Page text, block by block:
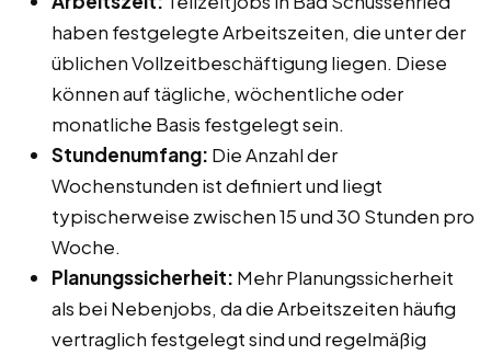
haben festgelegte Arbeitszeiten, die unter der
üblichen Vollzeitbeschäftigung liegen. Diese
können auf tägliche, wöchentliche oder
monatliche Basis festgelegt sein.
Stundenumfang: Die Anzahl der
Wochenstunden ist definiert und liegt
typischerweise zwischen 15 und 30 Stunden pro
Woche.
Planungssicherheit: Mehr Planungssicherheit
als bei Nebenjobs, da die Arbeitszeiten häufig
vertraglich festgelegt sind und regelmäßig